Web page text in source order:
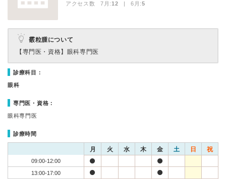
アクセス数 7月:12 | 6月:5
霰粒腫について
【専門医・資格】 眼科専門医
診療科目：
眼科
専門医・資格：
眼科専門医
診療時間
月 火 水 木 金 土 日 祝
09:00-12:00
13:00-17:00